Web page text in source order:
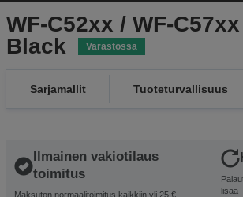
WF-C52xx / WF-
Black
Varastossa
Sarjamallit Tuoteturvallisuus
Ilmainen vakiotilaus
toimitus
Maksuton normaalitoimitus kaikkiin yli 25 €
lisää